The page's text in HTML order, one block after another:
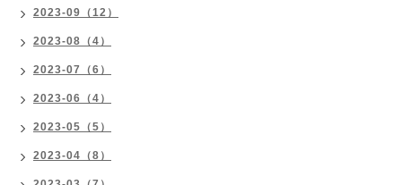
2023-09（12）
2023-08（4）
2023-07（6）
2023-06（4）
2023-05（5）
2023-04（8）